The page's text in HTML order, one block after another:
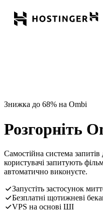
Знижка до 68% на Ombi
Розгорніть
Самостійна система
користувачі запитують
автоматично виконуєте.
Запустіть застосунок
Безплатні щотижневі
VPS на основі ШІ